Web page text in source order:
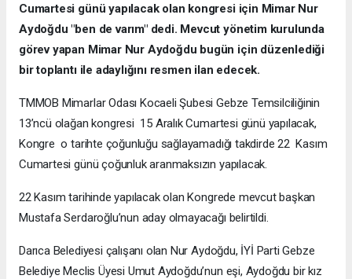
Cumartesi günü yapılacak olan kongresi için Mimar Nur
Aydoğdu "ben de varım" dedi. Mevcut yönetim kurulunda
görev yapan Mimar Nur Aydoğdu bugün için düzenlediği
bir toplantı ile adaylığını resmen ilan edecek.
TMMOB Mimarlar Odası Kocaeli Şubesi Gebze Temsilciliğinin
13’ncü olağan kongresi 15 Aralık Cumartesi günü yapılacak,
Kongre o tarihte çoğunluğu sağlayamadığı takdirde 22 Kasım
Cumartesi günü çoğunluk aranmaksızın yapılacak.
22 Kasım tarihinde yapılacak olan Kongrede mevcut başkan
Mustafa Serdaroğlu’nun aday olmayacağı belirtildi.
Darıca Belediyesi çalışanı olan Nur Aydoğdu, İYİ Parti Gebze
Belediye Meclis Üyesi Umut Aydoğdu’nun eşi, Aydoğdu bir kız